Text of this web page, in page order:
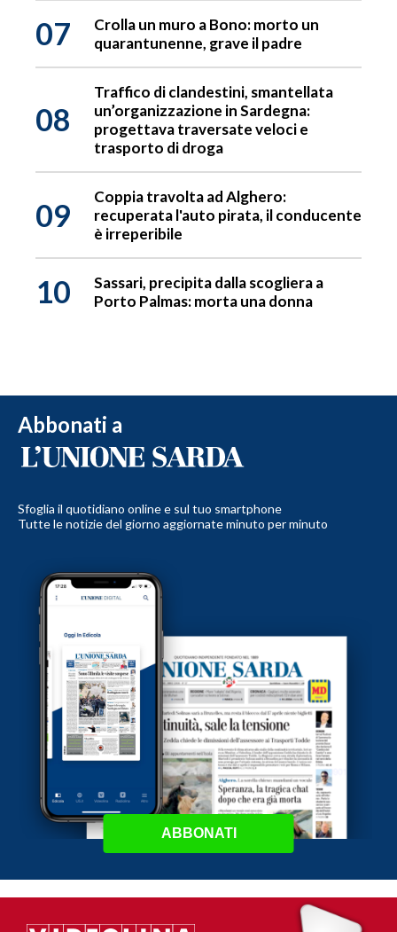
07
Crolla un muro a Bono: morto un
quarantunenne, grave il padre
08
Traffico di clandestini, smantellata
un’organizzazione in Sardegna:
progettava traversate veloci e
trasporto di droga
09
Coppia travolta ad Alghero:
recuperata l'auto pirata, il conducente
è irreperibile
10
Sassari, precipita dalla scogliera a
Porto Palmas: morta una donna
Abbonati a
Sfoglia il quotidiano online e sul tuo smartphone
Tutte le notizie del giorno aggiornate minuto per minuto
ABBONATI